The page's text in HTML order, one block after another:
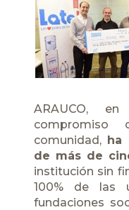
ARAUCO,
comunidad, ha
de más de
institución sin
100% de las
fundaciones